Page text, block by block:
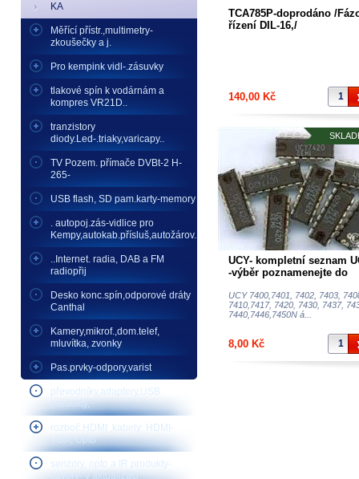
KA
Měřící přístr.,multimetry-
zkoušečky a j.
Pro kempink vidl-.zásuvky
tlakové spín k vodárnám a
kompres VR21D..
tranzistory
diody.Led-.triaky,varicapy..
TV Pozem. přímače DVBt-2 H-
265-
USB flash, SD pam.karty-memory
. autopoj.zás-vidlice pro
Kempy,autokab.přísluš,autožárov.
..Internet. radia, DAB a FM
radiopřij
Desko konc.spín,odporové dráty
Canthal
Kamery,mikrof.,dom.telef,
mluvítka, zvonky
Pas.prvky-odpory,varist
převodníky,adaptery,USB
produkty,
rozboč.HDMI ,kabely: HDMI-
VGA, Opto
senzory, opto a IR produkty-
závory- v aktualizaci
TCA785P-doprodáno /
řízení DIL-16,/
140,00 Kč
UCY- kompletní seznam
-výběr poznamenejte do
UCY 7400,7401, 7402, 7403,
7410,7417, 7420, 7430, 7437,
7440,7446,7450N á...
8,00 Kč